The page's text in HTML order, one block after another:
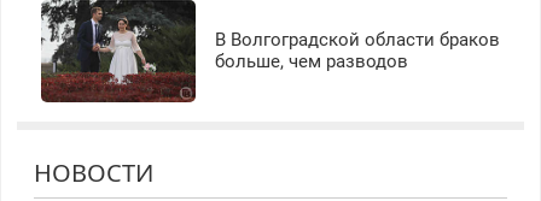
В Волгоградской области браков
больше, чем разводов
НОВОСТИ